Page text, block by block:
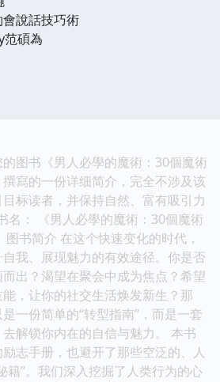
說話技巧術
范碩為
图书《男人必學的魔術：30個魔術
寫的一份详细简介，完全不涉及该
标读者，并保持自然、富有吸引力
名： 《男人必學的魔術：30個魔術
书简介 在这个快速变化的时代，
我、展现魅力的有效途径。你是否
出？渴望在聚会中成为焦点？希望
，让你的社交生活焕发新生？那
一份简单的“转型指南”，而是一套
解锁你内在的自信与魅力。 本书
志手册，也避开了那些空泛的、人
籍”。我们深入挖掘了人类行为的心